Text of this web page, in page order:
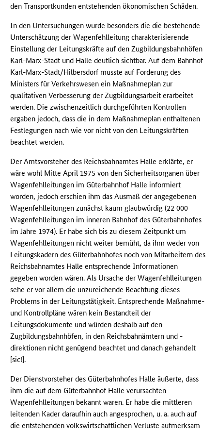
den Transportkunden entstehenden ökonomischen Schäden.
In den Untersuchungen wurde besonders die die bestehende
Unterschätzung der Wagenfehlleitung charakterisierende
Einstellung der Leitungskräfte auf den Zugbildungsbahnhöfen
Karl-Marx-Stadt und Halle deutlich sichtbar. Auf dem Bahnhof
Karl-Marx-Stadt/Hilbersdorf musste auf Forderung des
Ministers für Verkehrswesen ein Maßnahmeplan zur
qualitativen Verbesserung der Zugbildungsarbeit erarbeitet
werden. Die zwischenzeitlich durchgeführten Kontrollen
ergaben jedoch, dass die in dem Maßnahmeplan enthaltenen
Festlegungen nach wie vor nicht von den Leitungskräften
beachtet werden.
Der Amtsvorsteher des Reichsbahnamtes Halle erklärte, er
wäre wohl Mitte April 1975 von den Sicherheitsorganen über
Wagenfehlleitungen im Güterbahnhof Halle informiert
worden, jedoch erschien ihm das Ausmaß der angegebenen
Wagenfehlleitungen zunächst kaum glaubwürdig (22 000
Wagenfehlleitungen im inneren Bahnhof des Güterbahnhofes
im Jahre 1974). Er habe sich bis zu diesem Zeitpunkt um
Wagenfehlleitungen nicht weiter bemüht, da ihm weder von
Leitungskadern des Güterbahnhofes noch von Mitarbeitern des
Reichsbahnamtes Halle entsprechende Informationen
gegeben worden wären. Als Ursache der Wagenfehlleitungen
sehe er vor allem die unzureichende Beachtung dieses
Problems in der Leitungstätigkeit. Entsprechende Maßnahme-
und Kontrollpläne wären kein Bestandteil der
Leitungsdokumente und würden deshalb auf den
Zugbildungsbahnhöfen, in den Reichsbahnämtern und -
direktionen nicht genügend beachtet und danach gehandelt
[sic!].
Der Dienstvorsteher des Güterbahnhofes Halle äußerte, dass
ihm die auf dem Güterbahnhof Halle verursachten
Wagenfehlleitungen bekannt waren. Er habe die mittleren
leitenden Kader daraufhin auch angesprochen, u. a. auch auf
die entstehenden volkswirtschaftlichen Verluste aufmerksam